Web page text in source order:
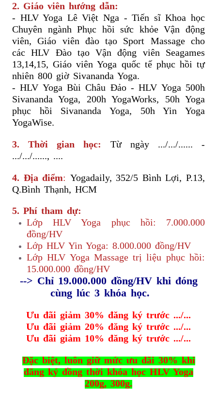
2. Giáo viên hướng dẫn:
- HLV Yoga Lê Việt Nga - Tiến sĩ Khoa học
Chuyên ngành Phục hồi sức khỏe Vận động
viên, Giáo viên đào tạo Sport Massage cho
các HLV Đào tạo Vận động viên Seagames
13,14,15, Giáo viên Yoga quốc tế phục hồi tự
nhiên 800 giờ Sivananda Yoga.
- HLV Yoga Bùi Châu Đảo - HLV Yoga 500h
Sivananda Yoga, 200h YogaWorks, 50h Yoga
phục hồi Sivananda Yoga, 50h Yin Yoga
YogaWise.
3. Thời gian học:
Từ ngày .../.../...... -
.../.../......, ....
4. Địa điểm: Yogadaily, 352/5 Bình Lợi, P.13,
Q.Bình Thạnh, HCM
5. Phí tham dự:
Lớp HLV Yoga phục hồi: 7.000.000
đồng/HV
Lớp HLV Yin Yoga: 8.000.000 đồng/HV
Lớp HLV Yoga Massage trị liệu phục hồi:
15.000.000 đồng/HV
--> Chỉ 19.000.000 đồng/HV khi đóng
cùng lúc 3 khóa học.
Ưu đãi giảm 30% đăng ký trước .../...
Ưu đãi giảm 20% đăng ký trước .../...
Ưu đãi giảm 10% đăng ký trước .../...
Đặc biệt, luôn giữ mức ưu đãi 30% khi
đăng ký đồng thời khóa học HLV Yoga
200g, 300g.